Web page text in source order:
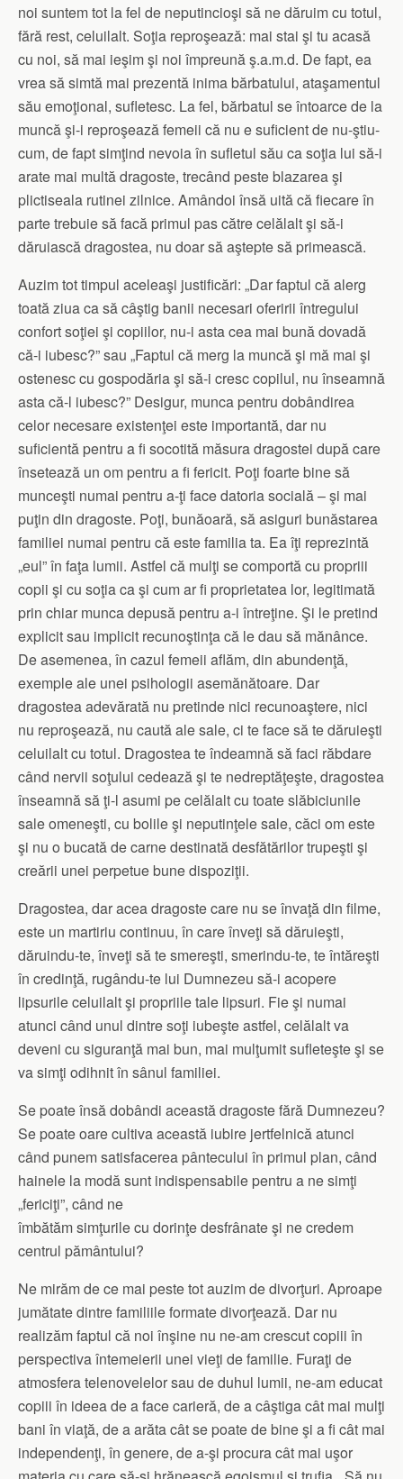
noi suntem tot la fel de neputincioşi să ne dăruim cu totul,
fără rest, celuilalt. Soţia reproşează: mai stai şi tu acasă
cu noi, să mai ieşim şi noi împreună ş.a.m.d. De fapt, ea
vrea să simtă mai prezentă inima bărbatului, ataşamentul
său emoţional, sufletesc. La fel, bărbatul se întoarce de la
muncă şi-i reproşează femeii că nu e suficient de nu-ştiu-
cum, de fapt simţind nevoia în sufletul său ca soţia lui să-i
arate mai multă dragoste, trecând peste blazarea şi
plictiseala rutinei zilnice. Amândoi însă uită că fiecare în
parte trebuie să facă primul pas către celălalt şi să-i
dăruiască dragostea, nu doar să aştepte să primească.
Auzim tot timpul aceleaşi justificări: „Dar faptul că alerg
toată ziua ca să câştig banii necesari oferirii întregului
confort soţiei şi copiilor, nu-i asta cea mai bună dovadă
că-i iubesc?” sau „Faptul că merg la muncă şi mă mai şi
ostenesc cu gospodăria şi să-i cresc copilul, nu înseamnă
asta că-l iubesc?” Desigur, munca pentru dobândirea
celor necesare existenţei este importantă, dar nu
suficientă pentru a fi socotită măsura dragostei după care
însetează un om pentru a fi fericit. Poţi foarte bine să
munceşti numai pentru a-ţi face datoria socială – şi mai
puţin din dragoste. Poţi, bunăoară, să asiguri bunăstarea
familiei numai pentru că este familia ta. Ea îţi reprezintă
„eul” în faţa lumii. Astfel că mulţi se comportă cu propriii
copii şi cu soţia ca şi cum ar fi proprietatea lor, legitimată
prin chiar munca depusă pentru a-i întreţine. Şi le pretind
explicit sau implicit recunoştinţa că le dau să mănânce.
De asemenea, în cazul femeii aflăm, din abundenţă,
exemple ale unei psihologii asemănătoare. Dar
dragostea adevărată nu pretinde nici recunoaştere, nici
nu reproşează, nu caută ale sale, ci te face să te dăruieşti
celuilalt cu totul. Dragostea te îndeamnă să faci răbdare
când nervii soţului cedează şi te nedreptăţeşte, dragostea
înseamnă să ţi-l asumi pe celălalt cu toate slăbiciunile
sale omeneşti, cu bolile şi neputinţele sale, căci om este
şi nu o bucată de carne destinată desfătărilor trupeşti şi
creării unei perpetue bune dispoziţii.
Dragostea, dar acea dragoste care nu se învaţă din filme,
este un martiriu continuu, în care înveţi să dăruieşti,
dăruindu-te, înveţi să te smereşti, smerindu-te, te întăreşti
în credinţă, rugându-te lui Dumnezeu să-i acopere
lipsurile celuilalt şi propriile tale lipsuri. Fie şi numai
atunci când unul dintre soţi iubeşte astfel, celălalt va
deveni cu siguranţă mai bun, mai mulţumit sufleteşte şi se
va simţi odihnit în sânul familiei.
Se poate însă dobândi această dragoste fără Dumnezeu?
Se poate oare cultiva această iubire jertfelnică atunci
când punem satisfacerea pântecului în primul plan, când
hainele la modă sunt indispensabile pentru a ne simţi
„fericiţi”, când ne
îmbătăm simţurile cu dorinţe desfrânate şi ne credem
centrul pământului?
Ne mirăm de ce mai peste tot auzim de divorţuri. Aproape
jumătate dintre familiile formate divorţează. Dar nu
realizăm faptul că noi înşine nu ne-am crescut copiii în
perspectiva întemeierii unei vieţi de familie. Furaţi de
atmosfera telenovelelor sau de duhul lumii, ne-am educat
copiii în ideea de a face carieră, de a câştiga cât mai mulţi
bani în viaţă, de a arăta cât se poate de bine şi a fi cât mai
independenţi, în genere, de a-şi procura cât mai uşor